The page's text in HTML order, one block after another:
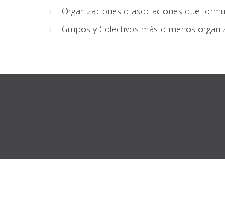
Organizaciones o asociaciones que
Grupos y Colectivos más o menos